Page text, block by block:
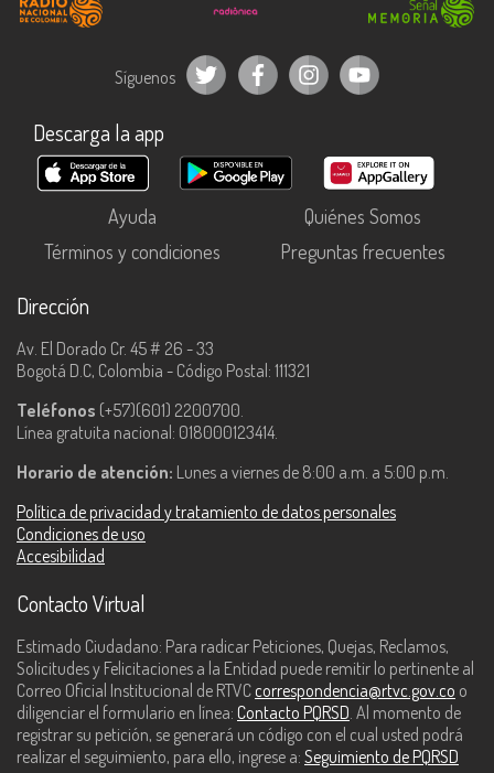
Síguenos
Descarga la app
Ayuda
Quiénes Somos
Términos y condiciones
Preguntas frecuentes
Dirección
Av. El Dorado Cr. 45 # 26 - 33
Bogotá D.C, Colombia - Código Postal: 111321
Teléfonos (+57)(601) 2200700.
Línea gratuita nacional: 018000123414.
Horario de atención: Lunes a viernes de 8:00 a.m. a 5:00 p.m.
Política de privacidad y tratamiento de datos personales
Condiciones de uso
Accesibilidad
Contacto Virtual
Estimado Ciudadano: Para radicar Peticiones, Quejas, Reclamos,
Solicitudes y Felicitaciones a la Entidad puede remitir lo pertinente al
Correo Oficial Institucional de RTVC correspondencia@rtvc.gov.co o
diligenciar el formulario en línea: Contacto PQRSD. Al momento de
registrar su petición, se generará un código con el cual usted podrá
realizar el seguimiento, para ello, ingrese a: Seguimiento de PQRSD